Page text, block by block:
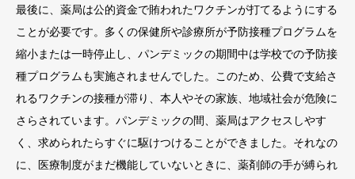
最後に、薬局は公的資金で賄われたワクチンが打てるようにする
ことが必要です。多くの保健所や診療所が予防接種プログラムを
縮小または一時停止し、パンデミックの期間中は学校での予防接
種プログラムも実施されませんでした。このため、公費で支給さ
れるワクチンの接種が滞り、本人やその家族、地域社会が危険に
さらされています。パンデミックの間、薬局はアクセスしやす
く、求められたらすぐに駆けつけることができました。それなの
に、医療制度がまだ機能していないときに、薬剤師の手が縛られ